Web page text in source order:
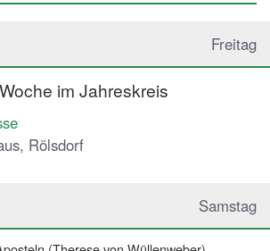
Freitag
im Jahreskreis
Rölsdorf
Samstag